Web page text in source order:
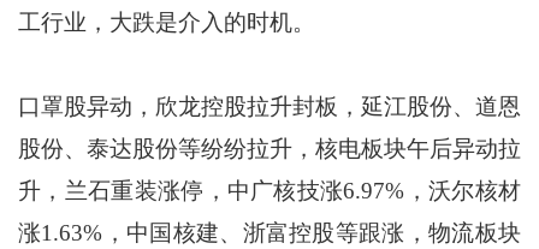
工行业，大跌是介入的时机。
口罩股异动，欣龙控股拉升封板，延江股份、道恩
股份、泰达股份等纷纷拉升，核电板块午后异动拉
升，兰石重装涨停，中广核技涨6.97%，沃尔核材
涨1.63%，中国核建、浙富控股等跟涨，物流板块